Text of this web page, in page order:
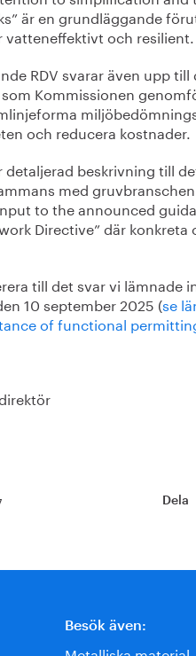
är en grundläggande
vatteneffektivt och resilient.
RDV svarar även upp till
Kommissionen
och reducera kostnader.
beskrivning till
med
to the announced
Directive” där konkreta
till det svar vi lämnade
10 september 2025 (se
of functional
Dela
Besök även: